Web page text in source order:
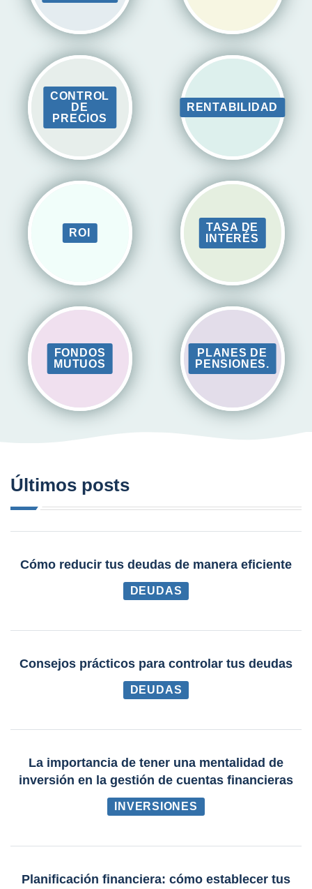
CONTROL
DE
PRECIOS
RENTABILIDAD
ROI
TASA DE
INTERÉS
FONDOS
MUTUOS
PLANES DE
PENSIONES.
Últimos posts
Cómo reducir tus deudas de manera eficiente
DEUDAS
Consejos prácticos para controlar tus deudas
DEUDAS
La importancia de tener una mentalidad de
inversión en la gestión de cuentas financieras
INVERSIONES
Planificación financiera: cómo establecer tus